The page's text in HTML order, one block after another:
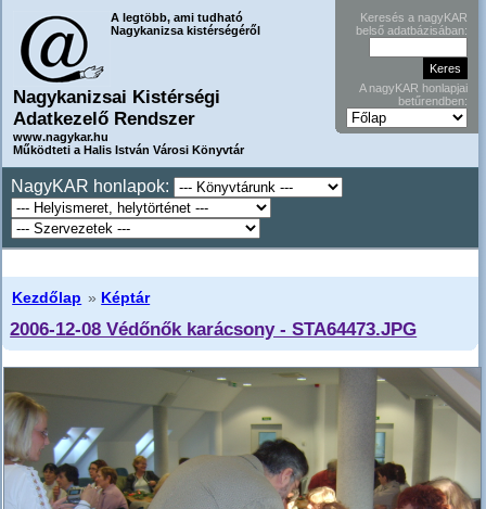
A legtöbb, ami tudható
Nagykanizsa kistérségéről
Nagykanizsai Kistérségi
Adatkezelő Rendszer
www.nagykar.hu
Működteti a Halis István Városi Könyvtár
Keresés a nagyKAR
belső adatbázisában:
A nagyKAR honlapjai
betűrendben:
NagyKAR honlapok:
Kezdőlap » Képtár
2006-12-08 Védőnők karácsony - STA64473.JPG